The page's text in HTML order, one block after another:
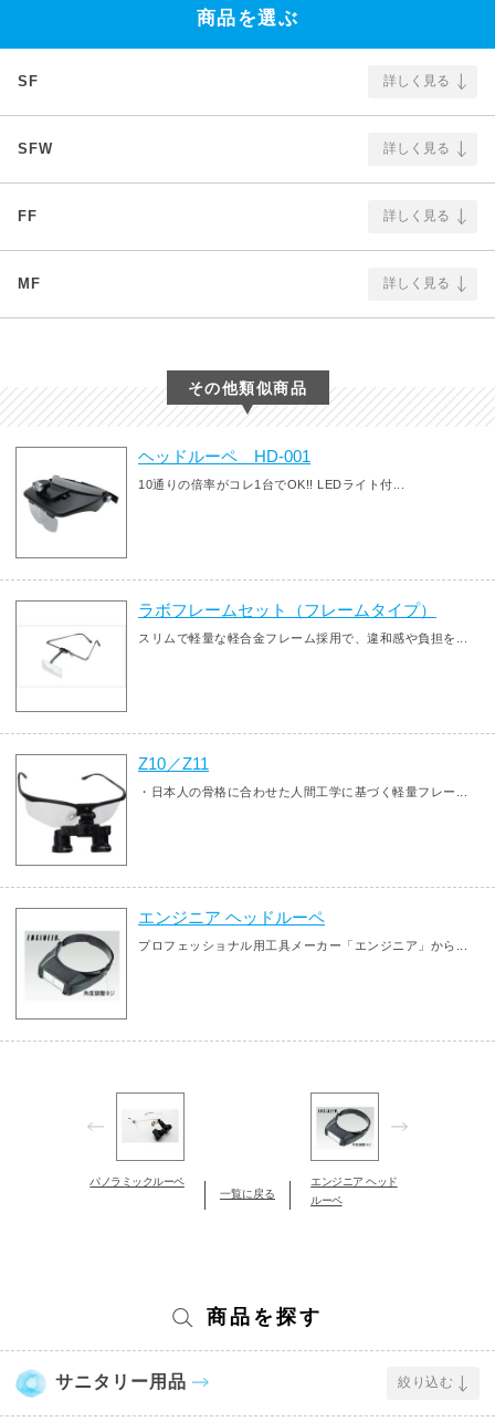
商品を選ぶ
SF 詳しく見る
SFW 詳しく見る
FF 詳しく見る
MF 詳しく見る
その他類似商品
ヘッドルーペ HD-001
10通りの倍率がコレ1台でOK!! LEDライト付...
ラボフレームセット（フレームタイプ）
スリムで軽量な軽合金フレーム採用で、違和感や負担を...
Z10／Z11
・日本人の骨格に合わせた人間工学に基づく軽量フレー...
エンジニア ヘッドルーペ
プロフェッショナル用工具メーカー「エンジニア」から...
パノラミックルーペ
一覧に戻る
エンジニア ヘッド
ルーペ
商品を探す
サニタリー用品 絞り込む